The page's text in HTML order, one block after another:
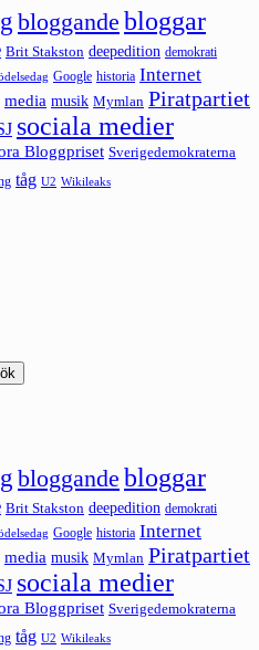
bloggande bloggar
Brit Stakston deepedition demokrati
Google historia Internet
media musik Mymlan Piratpartiet
sociala medier
Bloggpriset Sverigedemokraterna
tåg U2 Wikileaks
bloggande bloggar
Brit Stakston deepedition demokrati
Google historia Internet
media musik Mymlan Piratpartiet
sociala medier
Bloggpriset Sverigedemokraterna
tåg U2 Wikileaks